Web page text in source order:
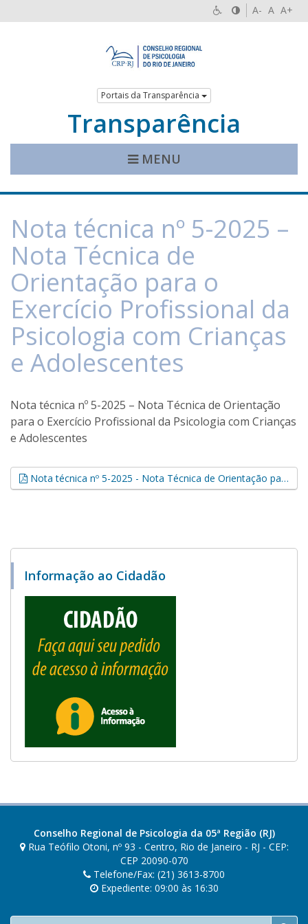
A- A A+
Portais da Transparência
Transparência
MENU
Nota técnica nº 5-2025 –
Nota Técnica de
Orientação para o
Exercício Profissional da
Psicologia com Crianças
e Adolescentes
Nota técnica nº 5-2025 – Nota Técnica de Orientação
para o Exercício Profissional da Psicologia com Crianças
e Adolescentes
Nota técnica nº 5-2025 - Nota Técnica de Orientação para o Exercício Profissional da Psicologia com Crianças e Adolescentes (.pdf, 0,12 MB)
Informação ao Cidadão
Conselho Regional de Psicologia da 05ª Região (RJ)
Rua Teófilo Otoni, nº 93 - Centro, Rio de Janeiro - RJ - CEP:
CEP 20090-070
Telefone/Fax: (21) 3613-8700
Expediente: 09:00 às 16:30